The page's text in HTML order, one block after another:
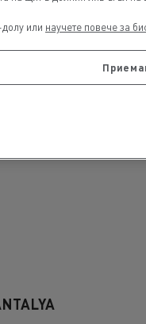
или научете повече за